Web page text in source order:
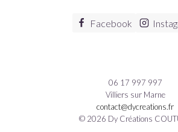
Facebook
06 17 997 997
Villiers sur Marne
contact@dycreations.fr
© 2026 Dy Créations